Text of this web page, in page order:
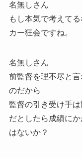
名無しさん
もし本気で考えて
カー狂会ですね。
名無しさん
前監督を理不尽と
のだから
監督の引き受け手
だとしたら成績に
はないか？